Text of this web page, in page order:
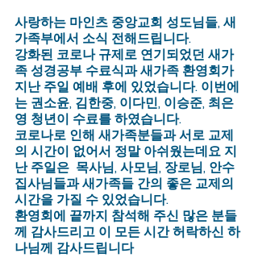
사랑하는 마인츠 중앙교회 성도님들, 새
가족부에서 소식 전해드립니다.
강화된 코로나 규제로 연기되었던 새가
족 성경공부 수료식과 새가족 환영회가
지난 주일 예배 후에 있었습니다. 이번에
는 권소윤, 김한중, 이다민, 이승준, 최은
영 청년이 수료를 하였습니다.
코로나로 인해 새가족분들과 서로 교제
의 시간이 없어서 정말 아쉬웠는데요 지
난 주일은  목사님, 사모님, 장로님, 안수
집사님들과 새가족들 간의 좋은 교제의
시간을 가질 수 있었습니다.
환영회에 끝까지 참석해 주신 많은 분들
께 감사드리고 이 모든 시간 허락하신 하
나님께 감사드립니다